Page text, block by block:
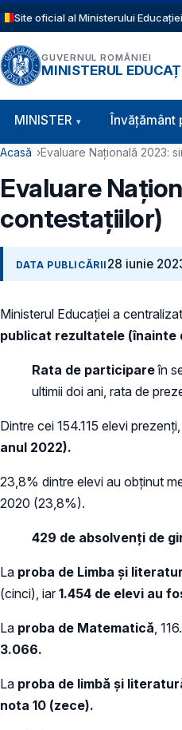
Sari la conținutul principal
Site oficial al Ministerului
GUVERNUL ROMÂNIEI
MINISTERUL
Navigație principală
MINISTER Învăţământ
Cale de navigare
Acasă Evaluare Națională 2023:
Evaluare
contestațiilor)
DATA PUBLICĂRII 28 iunie
Ministerul Educației a
publicat rezultatele (înainte
Rata de participareîn
ultimii doi ani, rata de
Dintre cei 154.115 elevi prezenți,
anul 2022).
23,8% dintre elevi au obținut
2020 (23,8%).
429 de absolvenți de
La proba de Limba și
(cinci), iar 1.454 de elevi au
La proba de Matematică,
3.066.
La proba de limbă şi
nota 10 (zece).